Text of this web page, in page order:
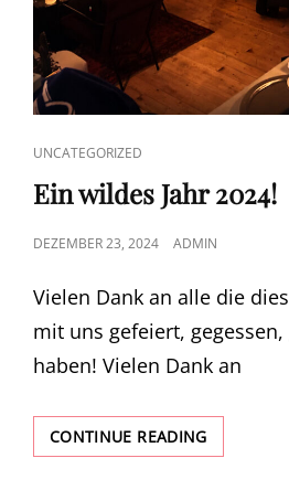
CAT
LINKS
UNCATEGORIZED
Ein wildes Jahr 2024!
POSTED
DEZEMBER 23, 2024 ADMIN
Vielen Dank an alle die
mit uns gefeiert,
haben! Vielen Dank an
CONTINUE READINGEIN
WILDES